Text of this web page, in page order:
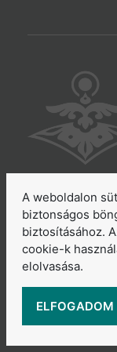
6065
E-
E-
A weboldalon
biztonságos
biztosításához.
cookie-k
elolvasása.
ELFOGADOM